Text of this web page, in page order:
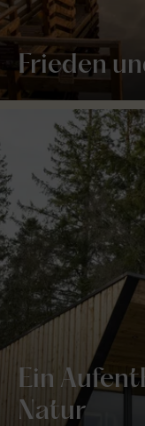
Frieden
Ein
Natur